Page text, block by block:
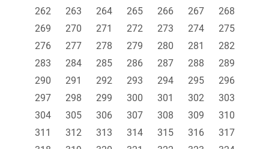
262
263 264 265 266 267
268
269
270 271 272 273 274
275
276
277 278 279 280 281
282
283
284 285 286 287 288
289
290
291 292 293 294 295
296
297
298 299 300 301 302
303
304
305 306 307 308 309
310
311
312 313 314 315 316
317